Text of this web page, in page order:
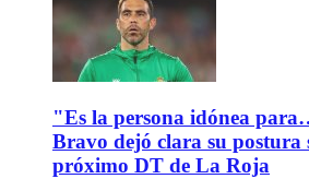
"Es la persona idónea
Bravo dejó clara su postura
próximo DT de La Roja